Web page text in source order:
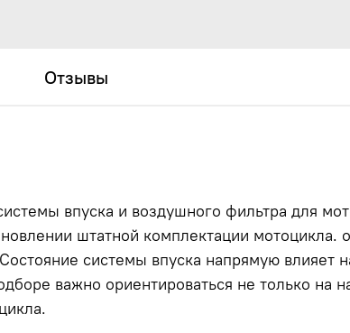
Отзывы
впуска и воздушного фильтра для
штатной комплектации мотоцикла.
системы впуска напрямую влияет
важно ориентироваться не только на